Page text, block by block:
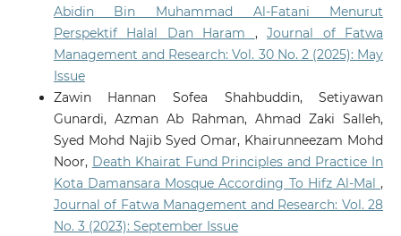
Abidin Bin Muhammad Al-Fatani Menurut
Perspektif Halal Dan Haram ,Journal of Fatwa
Management and Research: Vol. 30 No. 2 (2025): May
Issue
Zawin Hannan Sofea Shahbuddin, Setiyawan
Gunardi, Azman Ab Rahman, Ahmad Zaki Salleh,
Syed Mohd Najib Syed Omar, Khairunneezam Mohd
Noor, Death Khairat Fund Principles and Practice In
Kota Damansara Mosque According To Hifz Al-Mal,
Journal of Fatwa Management and Research: Vol. 28
No. 3 (2023): September Issue